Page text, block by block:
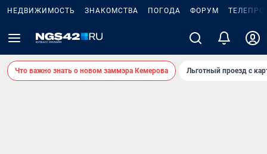
НЕДВИЖИМОСТЬ ЗНАКОМСТВА ПОГОДА ФОРУМ
Что важно знать о новом заммэра Кемерова Льготный проезд с